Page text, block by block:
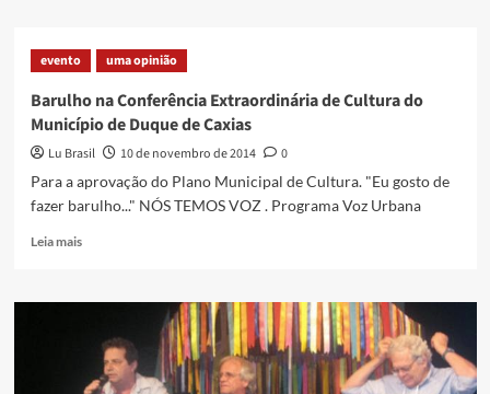
MTB
de
na
Vila
Operária
evento uma opinião
Barulho na Conferência Extraordinária de Cultura do
Município de Duque de Caxias
Lu Brasil 10 de novembro de 2014
0
Para a aprovação do Plano Municipal de Cultura. "Eu gosto de
fazer barulho..." NÓS TEMOS VOZ . Programa Voz Urbana
Leia maisRead
Barulho
Conferência
Extraordinária
de